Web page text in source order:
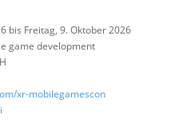
bis Freitag, 9. Oktober 2026
game development
xr-mobilegamescon